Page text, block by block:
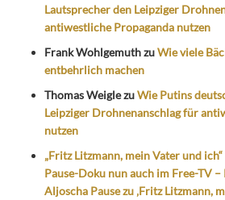
Lautsprecher den Leipziger
antiwestliche Propaganda nutzen
Frank WohlgemuthzuWie viele
entbehrlich machen
Thomas WeiglezuWie Putins
Leipziger Drohnenanschlag für
nutzen
„Fritz Litzmann, mein Vater und
Pause-Doku nun auch im Free-TV
Aljoscha Pause zu ‚Fritz Litzmann,